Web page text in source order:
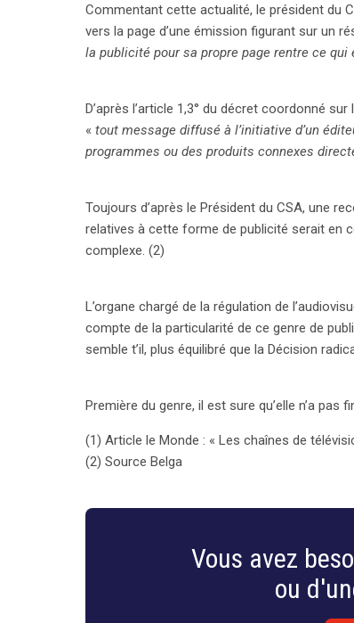
Commentant cette actualité, le président du
vers la page d’une émission figurant sur un
la publicité pour sa propre page rentre ce
D’après l’article 1,3° du décret coordonné
« tout message diffusé à l’initiative d’un
programmes ou des produits connexes
Toujours d’après le Président du CSA, une
relatives à cette forme de publicité serait en
complexe. (2)
L’organe chargé de la régulation de
compte de la particularité de ce genre de
semble t’il, plus équilibré que la Décision
Première du genre, il est sure qu’elle n’a pas
(1) Article le Monde : « Les chaînes de
(2) Source Belga
Vous avez
ou